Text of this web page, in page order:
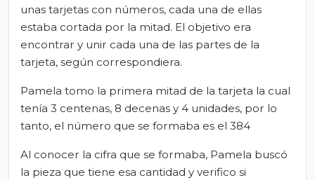
unas tarjetas con números, cada una de ellas
estaba cortada por la mitad. El objetivo era
encontrar y unir cada una de las partes de la
tarjeta, según correspondiera.
Pamela tomo la primera mitad de la tarjeta la cual
tenía 3 centenas, 8 decenas y 4 unidades, por lo
tanto, el número que se formaba es el 384
Al conocer la cifra que se formaba, Pamela buscó
la pieza que tiene esa cantidad y verifico si